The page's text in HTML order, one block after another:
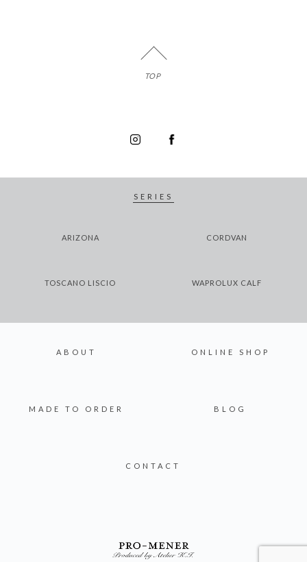
TOP
SERIES
ARIZONA CORDVAN
TOSCANO LISCIO WAPROLUX CALF
ABOUT ONLINE SHOP
MADE TO ORDER BLOG
CONTACT